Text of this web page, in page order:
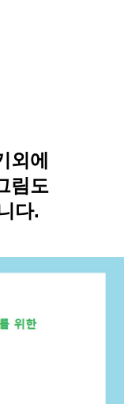
외에
림도
다.